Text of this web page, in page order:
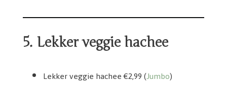
5. Lekker veggie hachee
Lekker veggie hachee €2,99 (Jumbo)